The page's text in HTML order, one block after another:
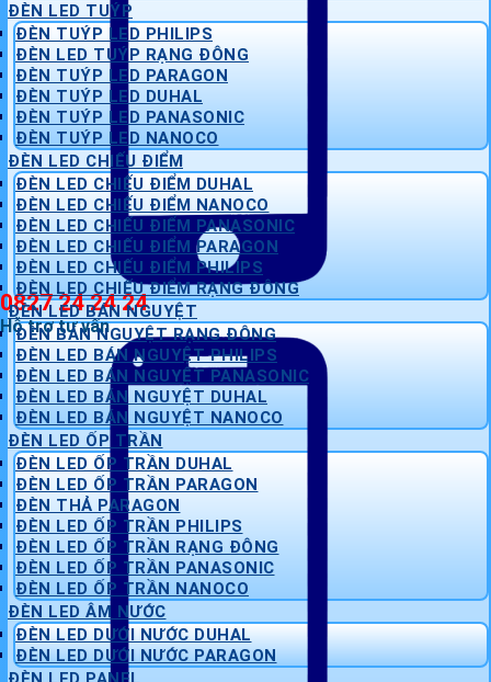
0827 24 24 24
Hỗ trợ tư vấn
ĐÈN LED TUÝP
ĐÈN TUÝP LED PHILIPS
ĐÈN LED TUÝP RẠNG ĐÔNG
ĐÈN TUÝP LED PARAGON
ĐÈN TUÝP LED DUHAL
ĐÈN TUÝP LED PANASONIC
ĐÈN TUÝP LED NANOCO
ĐÈN LED CHIẾU ĐIỂM
ĐÈN LED CHIẾU ĐIỂM DUHAL
ĐÈN LED CHIẾU ĐIỂM NANOCO
ĐÈN LED CHIẾU ĐIỂM PANASONIC
ĐÈN LED CHIẾU ĐIỂM PARAGON
ĐÈN LED CHIẾU ĐIỂM PHILIPS
ĐÈN LED CHIẾU ĐIỂM RẠNG ĐÔNG
ĐÈN LED BÁN NGUYỆT
ĐÈN BÁN NGUYỆT RẠNG ĐÔNG
ĐÈN LED BÁN NGUYỆT PHILIPS
ĐÈN LED BÁN NGUYỆT PANASONIC
ĐÈN LED BÁN NGUYỆT DUHAL
ĐÈN LED BÁN NGUYỆT NANOCO
ĐÈN LED ỐP TRẦN
ĐÈN LED ỐP TRẦN DUHAL
ĐÈN LED ỐP TRẦN PARAGON
ĐÈN THẢ PARAGON
ĐÈN LED ỐP TRẦN PHILIPS
ĐÈN LED ỐP TRẦN RẠNG ĐÔNG
ĐÈN LED ỐP TRẦN PANASONIC
ĐÈN LED ỐP TRẦN NANOCO
ĐÈN LED ÂM NƯỚC
ĐÈN LED DƯỚI NƯỚC DUHAL
ĐÈN LED DƯỚI NƯỚC PARAGON